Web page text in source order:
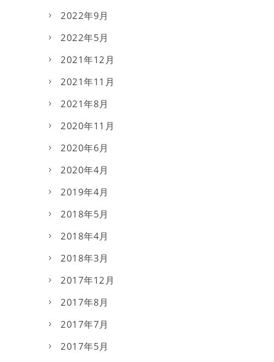
2022年9月
2022年5月
2021年12月
2021年11月
2021年8月
2020年11月
2020年6月
2020年4月
2019年4月
2018年5月
2018年4月
2018年3月
2017年12月
2017年8月
2017年7月
2017年5月